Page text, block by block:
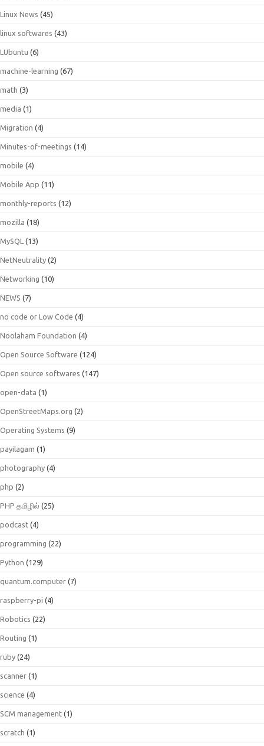
Linux News (45)
linux softwares (43)
LUbuntu (6)
machine-learning (67)
math (3)
media (1)
Migration (4)
Minutes-of-meetings (14)
mobile (4)
Mobile App (11)
monthly-reports (12)
mozilla (18)
MySQL (13)
NetNeutrality (2)
Networking (10)
NEWS (7)
no code or Low Code (4)
Noolaham Foundation (4)
Open Source Software (124)
Open source softwares (147)
open-data (1)
OpenStreetMaps.org (2)
Operating Systems (9)
payilagam (1)
photography (4)
php (2)
PHP தமிழில் (25)
podcast (4)
programming (22)
Python (129)
quantum.computer (7)
raspberry-pi (4)
Robotics (22)
Routing (1)
ruby (24)
scanner (1)
science (4)
SCM management (1)
scratch (1)